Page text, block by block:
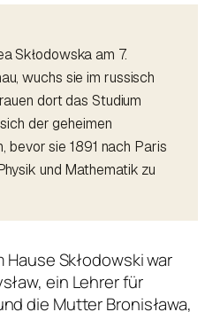
Skłodowska am 7.
wuchs sie im russisch
dort das Studium
der geheimen
bevor sie 1891 nach Paris
und Mathematik zu
Skłodowski war
ein Lehrer für
die Mutter Bronisława,